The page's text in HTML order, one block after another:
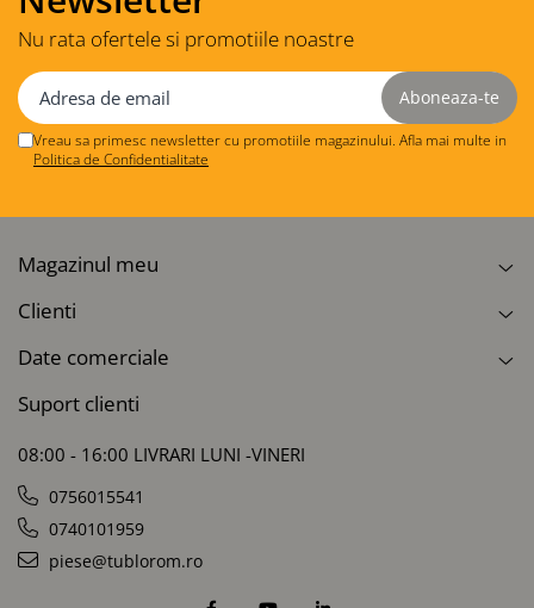
Nu rata ofertele si promotiile noastre
Vreau sa primesc newsletter cu promotiile magazinului. Afla mai multe in
Politica de Confidentialitate
Magazinul meu
Clienti
Date comerciale
Suport clienti
08:00 - 16:00 LIVRARI LUNI -VINERI
0756015541
0740101959
piese@tublorom.ro